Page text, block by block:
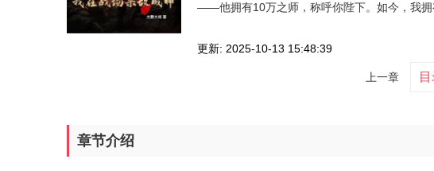
——他拥有10万之师，称呼你陛下。如今，我拥
更新: 2025-10-13 15:48:39
上一章
章节介绍